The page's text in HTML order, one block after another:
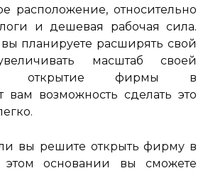
расположение, относительно
и дешевая рабочая сила.
планируете расширять свой
масштаб своей
открытие фирмы в
вам возможность сделать это
вы решите открыть фирму в
этом основании вы сможете